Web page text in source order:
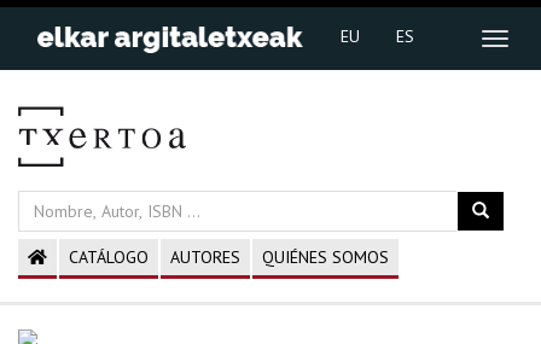
EU ES
CATÁLOGO AUTORES QUIÉNES SOMOS